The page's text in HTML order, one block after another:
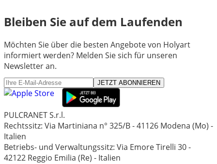
Bleiben Sie auf dem Laufenden
Möchten Sie über die besten Angebote von Holyart
informiert werden? Melden Sie sich für unseren
Newsletter an.
JETZT ABONNIEREN
PULCRANET S.r.l.
Rechtssitz: Via Martiniana n° 325/B - 41126 Modena (Mo) -
Italien
Betriebs- und Verwaltungssitz: Via Emore Tirelli 30 -
42122 Reggio Emilia (Re) - Italien